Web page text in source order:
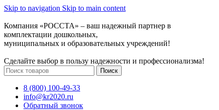
Skip to navigation Skip to main content
Компания «РОССТА» – ваш надежный партнер в
комплектации дошкольных,
муниципальных и образовательных учреждений!
Сделайте выбор в пользу надежности и профессионализма!
Поиск
8 (800) 100-49-33
info@kr2020.ru
Обратный звонок